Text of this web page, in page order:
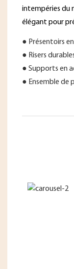
intempéries du
élégant pour
● Présentoirs
● Risers
● Supports en
● Ensemble de